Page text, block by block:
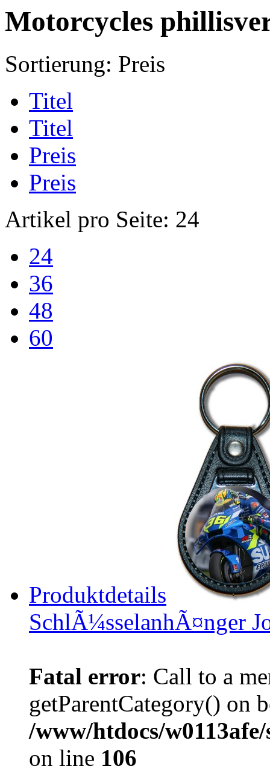
Motorcycles
Sortierung: Preis
Titel
Titel
Preis
Preis
Artikel pro Seite: 24
24
36
48
60
Produktdetails
SchlÃ¼sselanhÃ¤nger
Fatal error: Call to a
getParentCategory() on
/www/htdocs/
on line 106